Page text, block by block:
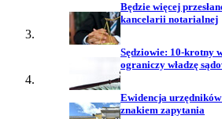
Będzie więcej
kancelarii notarialnej
Sędziowie: 10-krotny
ograniczy władzę
Ewidencja
znakiem zapytania